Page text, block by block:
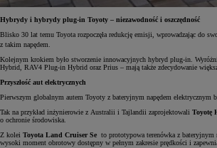
Hybrydy i hybrydy plug-in Toyoty – niezawodność i oszczędność
Blisko 30 lat temu Toyota rozpoczęła redukcję emisji, wprowadzając do
z takim napędem.
Kolejnym krokiem było stworzenie innowacyjnych hybryd plug-in.
Hybrid, RAV4 Plug-in Hybrid oraz Prius – mają także zdecydowanie
Przyszłość aut elektrycznych
Pierwszym globalnym autem Toyoty z bateryjnym napędem elektrycznym
Tak na przykład inżynierowie z Australii i Tajlandii zaprojektowali Toyotę
o ochronie środowiska.
Z kolei Toyota Land Cruiser Se to prototypowa terenówka z
wysoki moment obrotowy dostępny w pełnym zakresie prędkości i